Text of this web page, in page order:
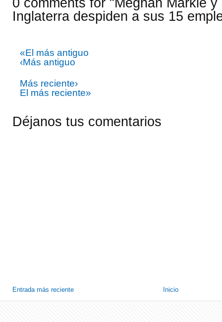
Inglaterra despiden a sus 15
«El más antiguo
‹Más antiguo
Más reciente›
El más reciente»
Déjanos tus comentarios
Entrada más reciente Inicio